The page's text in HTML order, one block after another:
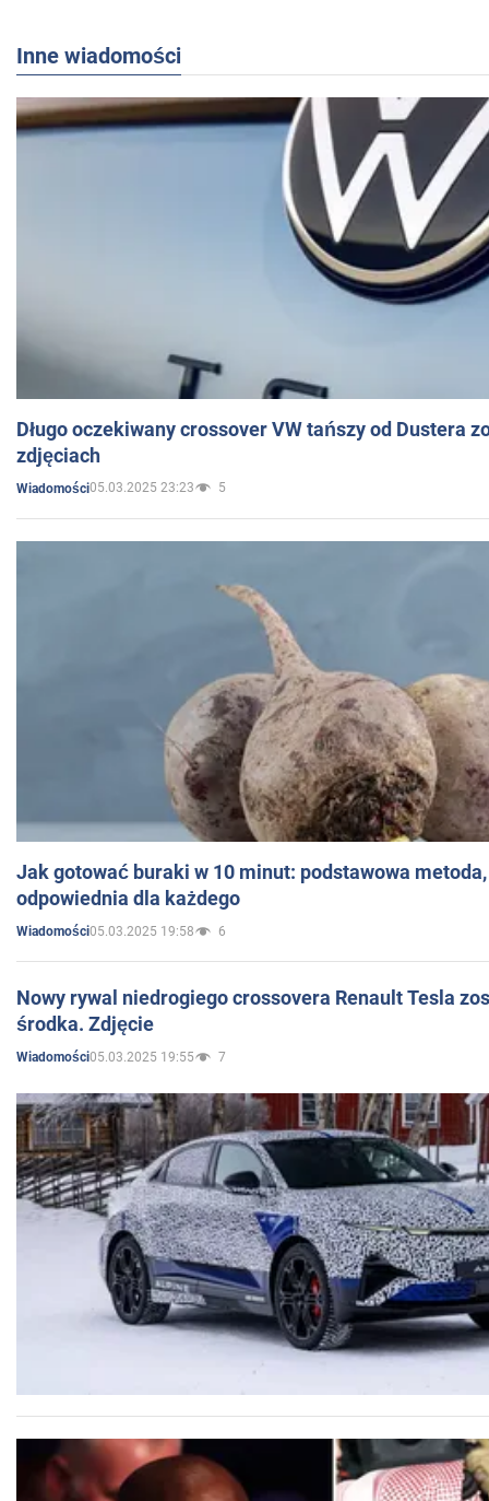
Inne wiadomości
Długo oczekiwany crossover VW tańszy od Dustera
zdjęciach
Wiadomości05.03.2025 23:23 5
Jak gotować buraki w 10 minut: podstawowa
odpowiednia dla każdego
Wiadomości05.03.2025 19:58 6
Nowy rywal niedrogiego crossovera Renault Tesla
środka. Zdjęcie
Wiadomości05.03.2025 19:55 7